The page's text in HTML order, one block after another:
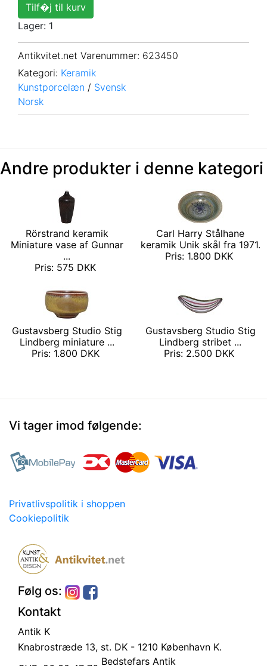
Tilf�j til kurv
Lager: 1
Antikvitet.net Varenummer: 623450
Kategori: Keramik
Kunstporcelæn / Svensk
Norsk
Andre produkter i denne kategori
Rörstrand keramik
Miniature vase af Gunnar
...
Pris: 575 DKK
Carl Harry Stålhane
keramik Unik skål fra 1971.
Pris: 1.800 DKK
Gustavsberg Studio Stig
Lindberg miniature ...
Pris: 1.800 DKK
Gustavsberg Studio Stig
Lindberg stribet ...
Pris: 2.500 DKK
Vi tager imod følgende:
Privatlivspolitik i shoppen
Cookiepolitik
Følg os:
Kontakt
Antik K
Knabrostræde 13, st. DK - 1210 København K.
Bedstefars Antik